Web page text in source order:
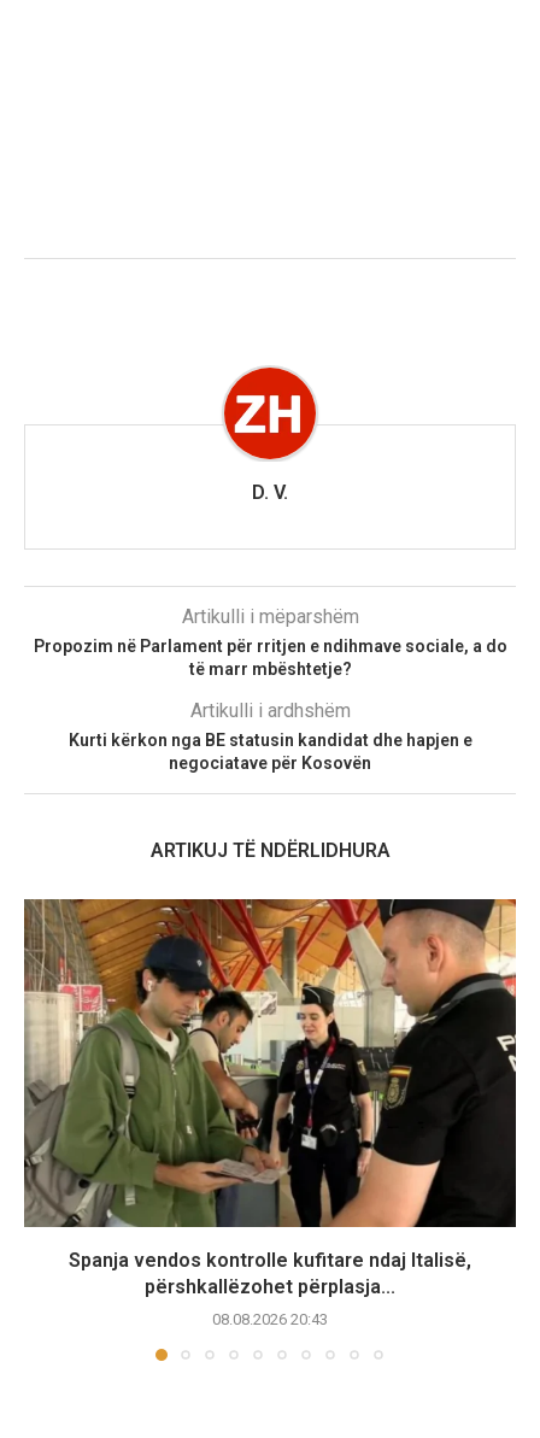
D. V.
Artikulli i mëparshëm
Propozim në Parlament për rritjen e ndihmave sociale, a do
të marr mbështetje?
Artikulli i ardhshëm
Kurti kërkon nga BE statusin kandidat dhe hapjen e
negociatave për Kosovën
ARTIKUJ TË NDËRLIDHURA
Spanja vendos kontrolle kufitare ndaj Italisë,
përshkallëzohet përplasja...
08.08.2026 20:43